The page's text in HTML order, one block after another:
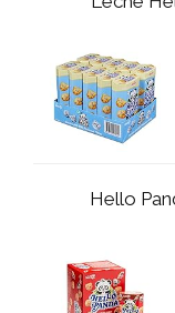
Hello